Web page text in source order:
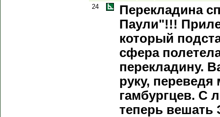
24
Перекладина
Паули"!!!
который
сфера
перекладину.
руку, переведя
гамбургцев. С
теперь вешать